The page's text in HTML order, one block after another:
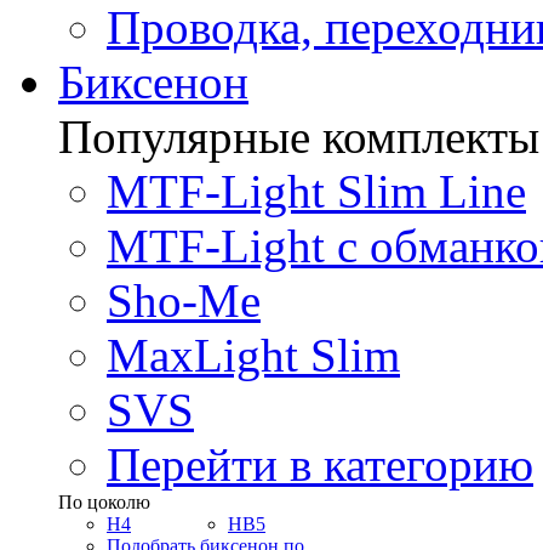
Проводка,
Биксенон
Популярные комплекты
MTF-Light Slim Line
MTF-Light с
Sho-Me
MaxLight Slim
SVS
Перейти в категорию
По цоколю
H4
HB5
Подобрать биксенон по